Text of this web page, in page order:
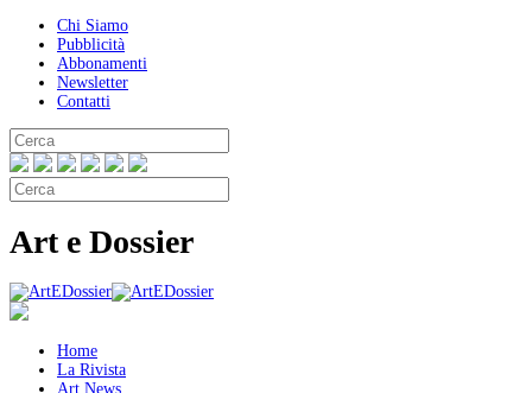
Chi Siamo
Pubblicità
Abbonamenti
Newsletter
Contatti
Art e Dossier
Home
La Rivista
Art News